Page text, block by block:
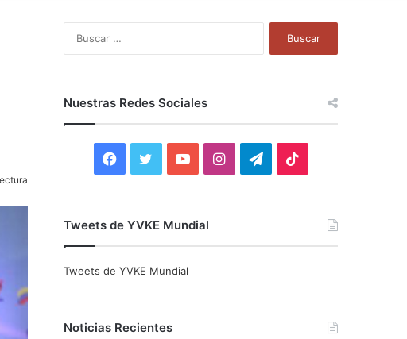
Nuestras Redes Sociales
F
c
i
Y
u
I
T
Tweets de YVKE Mundial
Tweets de YVKE Mundial
Noticias Recientes